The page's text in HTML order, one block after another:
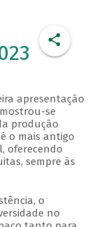
apresentação
se
produção
o mais antigo
oferecendo
sempre às
o
no